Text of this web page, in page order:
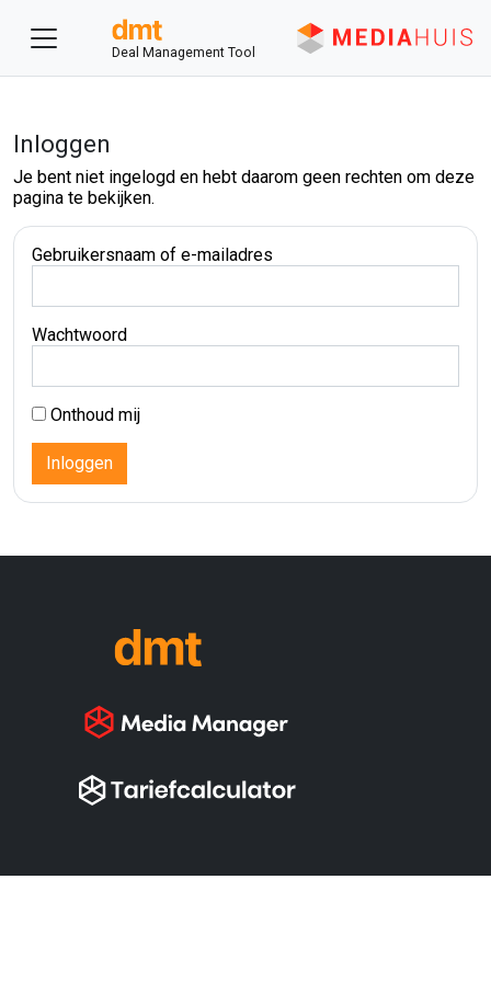
Deal Management Tool
Inloggen
Je bent niet ingelogd en hebt daarom geen rechten om deze
pagina te bekijken.
Gebruikersnaam of e-mailadres
Wachtwoord
Onthoud mij